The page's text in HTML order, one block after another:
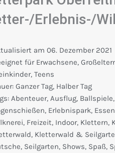
Erlebnis-/
am 06. Dezember 2021
für Erwachsene,
,Teens
Ganzer Tag, Halber Tag
Abenteuer, Ausflug, Ballspiele,
, Erlebnispark,
, Freizeit, Indoor, Klettern,
, Kletterwald &
, Seilgarten, Shows, Spaß,